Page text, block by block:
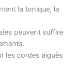
la tonique, la
peuvent suffire
les cordes aiguës